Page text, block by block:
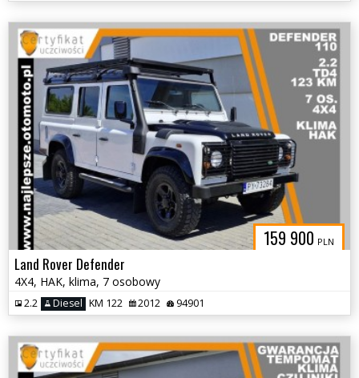
159 900 PLN
Land Rover Defender
4X4, HAK, klima, 7 osobowy
2.2 Diesel KM 122 2012 94901